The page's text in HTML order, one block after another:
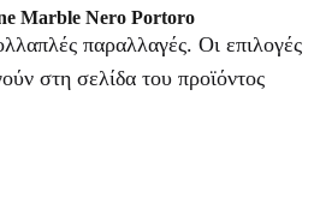
Marble Nero Portoro
παραλλαγές. Οι επιλογές
στη σελίδα του προϊόντος